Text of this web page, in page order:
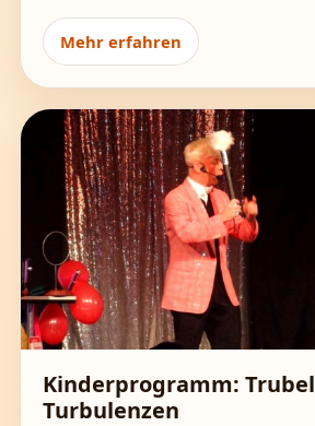
Mehr erfahren
Kinderprogramm:
Turbulenzen